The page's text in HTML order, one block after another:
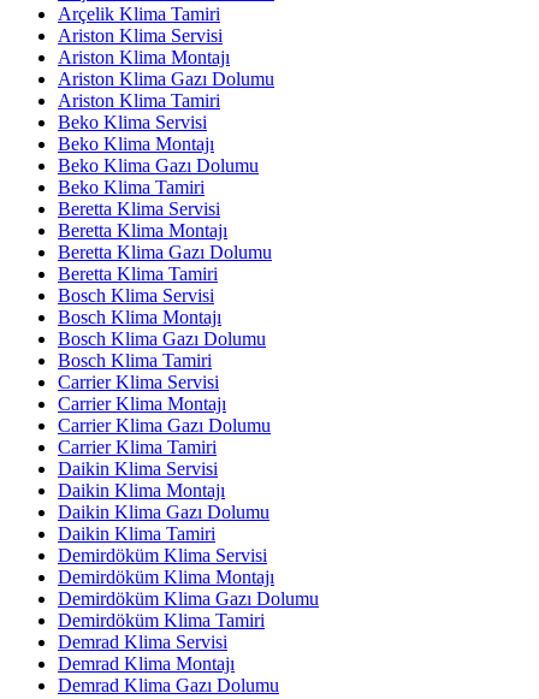
Arçelik Klima Tamiri
Ariston Klima Servisi
Ariston Klima Montajı
Ariston Klima Gazı Dolumu
Ariston Klima Tamiri
Beko Klima Servisi
Beko Klima Montajı
Beko Klima Gazı Dolumu
Beko Klima Tamiri
Beretta Klima Servisi
Beretta Klima Montajı
Beretta Klima Gazı Dolumu
Beretta Klima Tamiri
Bosch Klima Servisi
Bosch Klima Montajı
Bosch Klima Gazı Dolumu
Bosch Klima Tamiri
Carrier Klima Servisi
Carrier Klima Montajı
Carrier Klima Gazı Dolumu
Carrier Klima Tamiri
Daikin Klima Servisi
Daikin Klima Montajı
Daikin Klima Gazı Dolumu
Daikin Klima Tamiri
Demirdöküm Klima Servisi
Demirdöküm Klima Montajı
Demirdöküm Klima Gazı Dolumu
Demirdöküm Klima Tamiri
Demrad Klima Servisi
Demrad Klima Montajı
Demrad Klima Gazı Dolumu